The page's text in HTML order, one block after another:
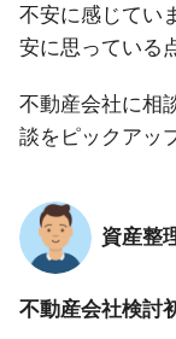
不安に感じてい
安に思っている
不動産会社に相
談をピックアッ
資産整
不動産会社検討